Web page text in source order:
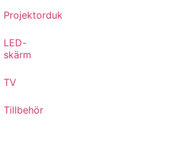
Projektorduk
LED-
skärm
TV
Tillbehör